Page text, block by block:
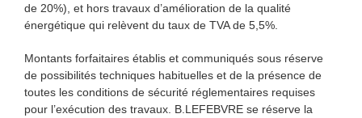
de 20%), et hors travaux d’amélioration de la qualité
énergétique qui relèvent du taux de TVA de 5,5%.
Montants forfaitaires établis et communiqués sous réserve
de possibilités techniques habituelles et de la présence de
toutes les conditions de sécurité réglementaires requises
pour l’exécution des travaux. B.LEFEBVRE se réserve la